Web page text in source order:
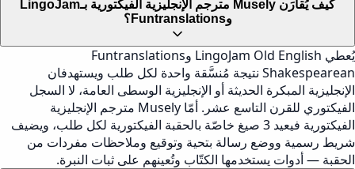
كيف يُقارَن Musely مترجم الإنجليزية الفيكتورية بـLingoJam
وFuntranslations؟
يُعطي LingoJam Old English وFuntranslations
Shakespearean نتيجة مُنسَّقة واحدة لكل طلب ويستهدفان
الإنجليزية المبكرة الحديثة أو الإنجليزية الوسطى العامة، لا السجل
الفيكتوري للقرن التاسع عشر. أمّا Musely مترجم الإنجليزية
الفيكتورية فيعيد 3 صيغ خاصّة بالحقبة الفيكتورية لكل طلب، ويضيف
شريط رسمية ووضع رسالة بتحية وتوقيع وملاحظات مفردات من
الحقبة — أدوات يستخدمها الكتّاب وتُعينهم على ثبات النبرة.